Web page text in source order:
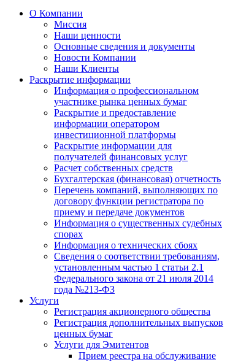
О Компании
Миссия
Наши ценности
Основные сведения и документы
Новости Компании
Наши Клиенты
Раскрытие информации
Информация о профессиональном
участнике рынка ценных бумаг
Раскрытие и предоставление
информации оператором
инвестиционной платформы
Раскрытие информации для
получателей финансовых услуг
Расчет собственных средств
Бухгалтерская (финансовая) отчетность
Перечень компаний, выполняющих по
договору функции регистратора по
приему и передаче документов
Информация о существенных судебных
спорах
Информация о технических сбоях
Сведения о соответствии требованиям,
установленным частью 1 статьи 2.1
Федерального закона от 21 июля 2014
года №213-ФЗ
Услуги
Регистрация акционерного общества
Регистрация дополнительных выпусков
ценных бумаг
Услуги для Эмитентов
Прием реестра на обслуживание